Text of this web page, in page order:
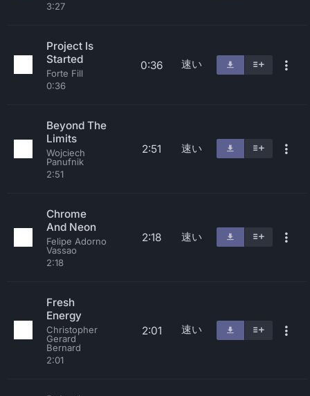
3:27
Project Is
Started
Forte Fill
0:36
0:36 速い
Beyond The
Limits
Wojciech
Panufnik
2:51
2:51 速い
Chrome
And Neon
Felipe Adorno
Vassao
2:18
2:18 速い
Fresh
Energy
Christopher
Gerard
Bernard
2:01
2:01 速い